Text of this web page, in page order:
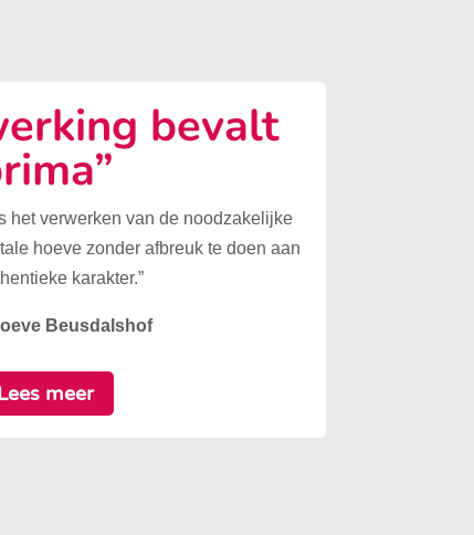
bevalt
het verwerken van de noodzakelijke
hoeve zonder afbreuk te doen aan
karakter.”
Beusdalshof
meer